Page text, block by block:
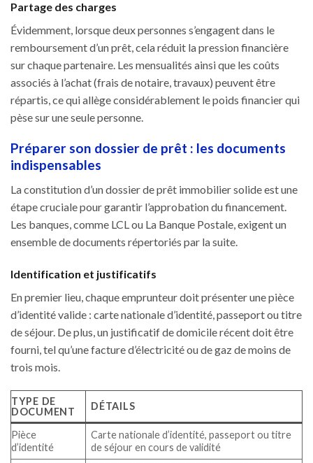
Partage des charges
Évidemment, lorsque deux personnes s’engagent dans le
remboursement d’un prêt, cela réduit la pression financière
sur chaque partenaire. Les mensualités ainsi que les coûts
associés à l’achat (frais de notaire, travaux) peuvent être
répartis, ce qui allège considérablement le poids financier qui
pèse sur une seule personne.
Préparer son dossier de prêt : les documents
indispensables
La constitution d’un dossier de prêt immobilier solide est une
étape cruciale pour garantir l’approbation du financement.
Les banques, comme LCL ou La Banque Postale, exigent un
ensemble de documents répertoriés par la suite.
Identification et justificatifs
En premier lieu, chaque emprunteur doit présenter une pièce
d’identité valide : carte nationale d’identité, passeport ou titre
de séjour. De plus, un justificatif de domicile récent doit être
fourni, tel qu’une facture d’électricité ou de gaz de moins de
trois mois.
TYPE DE
DOCUMENT
DÉTAILS
Pièce
d’identité
Carte nationale d’identité, passeport ou titre
de séjour en cours de validité